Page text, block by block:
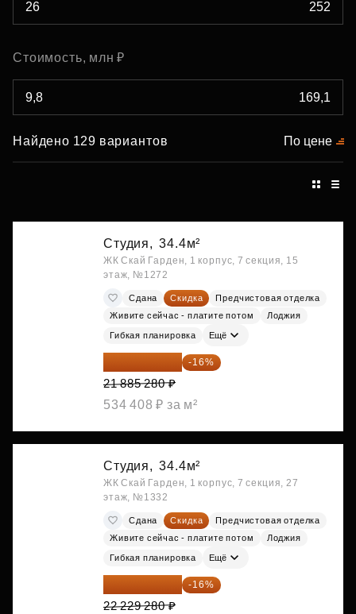
Стоимость, млн ₽
Найдено 129 вариантов По цене
Студия, 34.4м²
ЖК Скай Гарден, 1 корпус, 7 секция, 15
этаж, №1272
Сдана Скидка
Предчистовая отделка
Живите сейчас - платите потом
Лоджия
Гибкая планировка Ещё
18 383 635 ₽ -16%
21 885 280 ₽
534 408 ₽ за м²
Студия, 34.4м²
ЖК Скай Гарден, 1 корпус, 7 секция, 27
этаж, №1332
Сдана Скидка
Предчистовая отделка
Живите сейчас - платите потом
Лоджия
Гибкая планировка Ещё
18 672 595 ₽ -16%
22 229 280 ₽